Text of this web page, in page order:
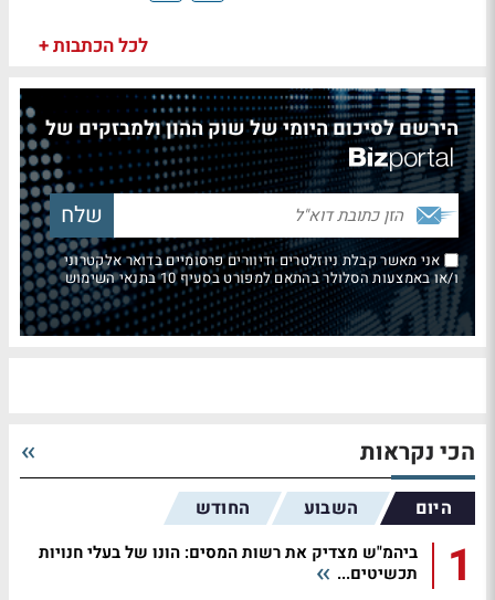
לכל הכתבות +
הירשם לסיכום היומי של שוק ההון ולמבזקים של
אני מאשר קבלת ניוזלטרים ודיוורים פרסומיים בדואר אלקטרוני
ו/או באמצעות הסלולר בהתאם למפורט בסעיף 10 בתנאי השימוש
הכי נקראות
היום השבוע החודש
1
ביהמ"ש מצדיק את רשות המסים: הונו של בעלי חנויות
תכשיטים...